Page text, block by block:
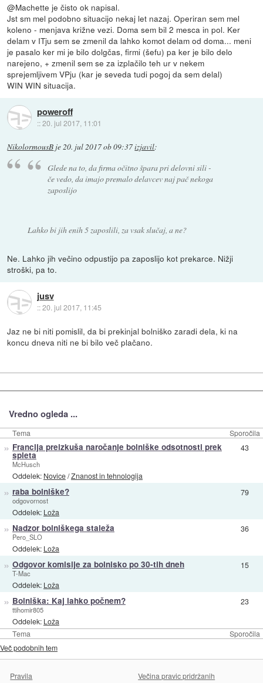
@Machette je čisto ok napisal.
Jst sm mel podobno situacijo nekaj let nazaj. Operiran sem mel
koleno - menjava križne vezi. Doma sem bil 2 mesca in pol. Ker
delam v ITju sem se zmenil da lahko komot delam od doma... meni
je pasalo ker mi je bilo dolgčas, firmi (šefu) pa ker je bilo delo
narejeno, + zmenil sem se za izplačilo teh ur v nekem
sprejemljivem VPju (kar je seveda tudi pogoj da sem delal)
WIN WIN situacija.
poweroff
::20. jul 2017, 11:01
NikolormousB je20. jul 2017 ob 09:37izjavil:
Glede na to, da firma očitno špara pri delovni sili -
če vedo, da imajo premalo delavcev naj pač nekoga
zaposlijo
Lahko bi jih enih 5 zaposlili, za vsak slučaj, a ne?
Ne. Lahko jih večino odpustijo pa zaposlijo kot prekarce. Nižji
stroški, pa to.
jusv
::20. jul 2017, 11:45
Jaz ne bi niti pomislil, da bi prekinjal bolniško zaradi dela, ki na
koncu dneva niti ne bi bilo več plačano.
Vredno ogleda ...
Tema Sporočila
Tema Sporočila
» Francija preizkuša naročanje bolniške odsotnosti prek
spleta
McHusch
Oddelek: Novice/Znanost in tehnologija
43
» raba bolniške?
odgovornost
Oddelek: Loža
79
» Nadzor bolniškega staleža
Pero_SLO
Oddelek: Loža
36
» Odgovor komisije za bolnisko po 30-tih dneh
T-Mac
Oddelek: Loža
15
» Bolniška: Kaj lahko počnem?
ttihomir805
Oddelek: Loža
23
Več podobnih tem
Pravila Večina pravic pridržanih